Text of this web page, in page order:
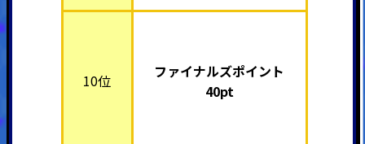
10位
ファイナルズポイント
40pt